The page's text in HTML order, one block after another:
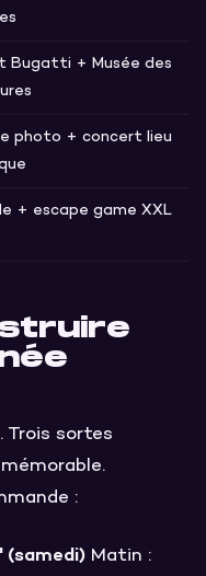
Bugatti + Musée des
photo + concert lieu
+ escape game XXL
Trois sortes
:
(samedi) Matin :